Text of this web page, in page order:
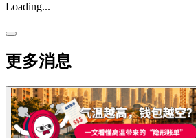
Loading...
更多消息